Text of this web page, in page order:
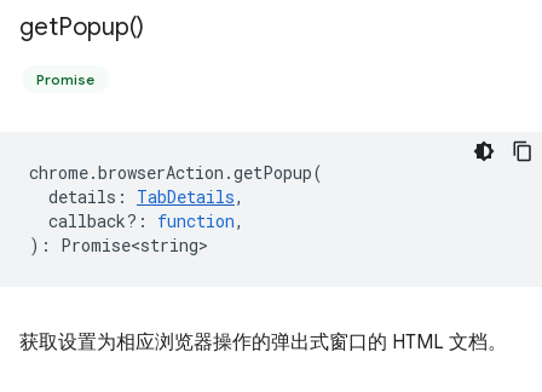
getPopup()
Promise
chrome.browserAction .getPopup(
details : TabDetails,
callback? : function,
) : Promise<string>
获取设置为相应浏览器操作的弹出式窗口的 HTML 文档。